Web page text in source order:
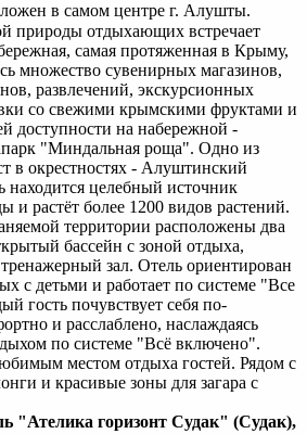
в самом центре г. Алушты.
природы отдыхающих встречает
самая протяженная в Крыму,
множество сувенирных магазинов,
развлечений, экскурсионных
со свежими крымскими фруктами и
доступности на набережной -
"Миндальная роща". Одно из
в окрестностях - Алуштинский
находится целебный источник
и растёт более 1200 видов растений.
территории расположены два
бассейн с зоной отдыха,
тренажерный зал. Отель ориентирован
с детьми и работает по системе "Все
гость почувствует себя по-
и расслаблено, наслаждаясь
по системе "Всё включено".
местом отдыха гостей. Рядом с
и красивые зоны для загара с
"Ателика горизонт Судак" (Судак),